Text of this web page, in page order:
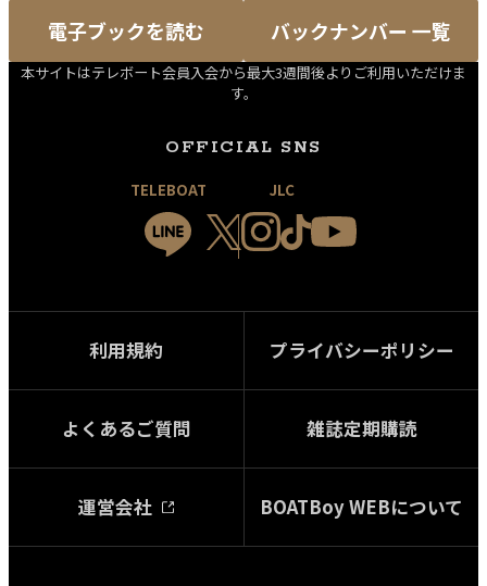
電子ブックを読む バックナンバー 一覧
本サイトはテレボート会員入会から最大3週間後よりご利用いただけま
す。
OFFICIAL SNS
TELEBOAT JLC
利用規約 プライバシーポリシー
よくあるご質問 雑誌定期購読
運営会社 BOATBoy WEBについて